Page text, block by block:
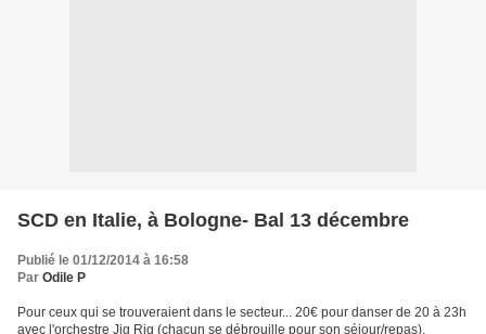
SCD en Italie, à Bologne- Bal 13 décembre
Publié le 01/12/2014 à 16:58
Par Odile P
Pour ceux qui se trouveraient dans le secteur... 20€ pour danser de 20 à 23h
avec l'orchestre Jig Rig (chacun se débrouille pour son séjour/repas).